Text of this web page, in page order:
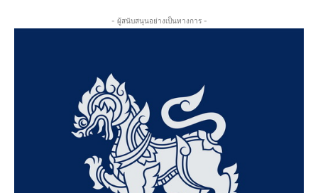
- ผู้สนับสนุนอย่างเป็นทางการ -